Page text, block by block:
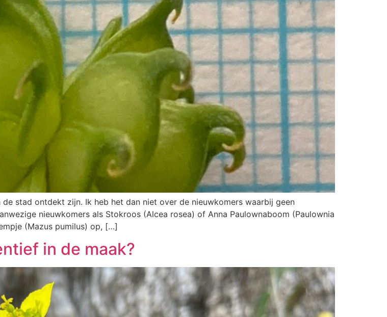
stad ontdekt zijn. Ik heb het dan niet over de nieuwkomers waarbij geen
nieuwkomers als Stokroos (Alcea rosea) of Anna Paulownaboom (Paulownia
(Mazus pumilus) op, […]
in de maak?